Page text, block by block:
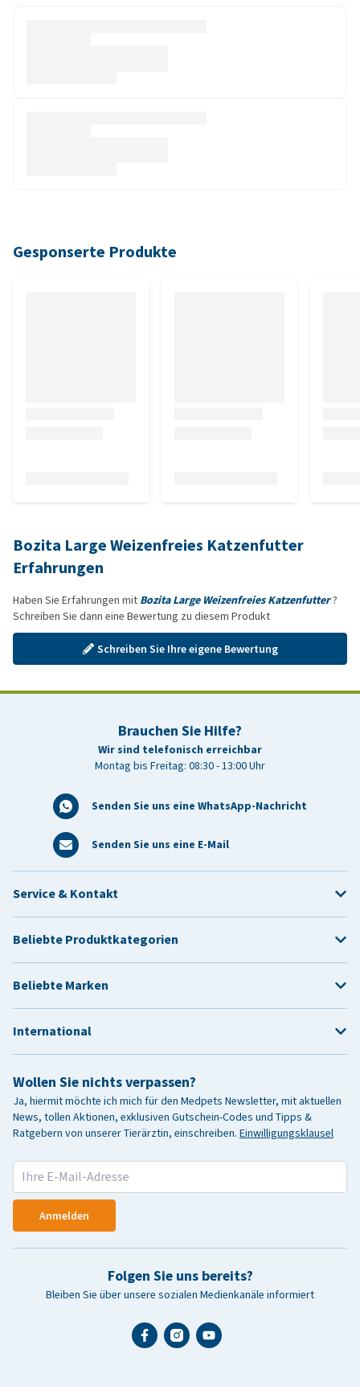
Gesponserte Produkte
Bozita Large Weizenfreies Katzenfutter
Erfahrungen
Haben Sie Erfahrungen mit Bozita Large Weizenfreies Katzenfutter?
Schreiben Sie dann eine Bewertung zu diesem Produkt
Schreiben Sie Ihre eigene Bewertung
Brauchen Sie Hilfe?
Wir sind telefonisch erreichbar
Montag bis Freitag: 08:30 - 13:00 Uhr
Senden Sie uns eine WhatsApp-Nachricht
Senden Sie uns eine E-Mail
Wollen Sie nichts verpassen?
Ja, hiermit möchte ich mich für den Medpets Newsletter, mit aktuellen
News, tollen Aktionen, exklusiven Gutschein-Codes und Tipps &
Ratgebern von unserer Tierärztin, einschreiben. Einwilligungsklausel
Anmelden
Folgen Sie uns bereits?
Bleiben Sie über unsere sozialen Medienkanäle informiert
Service & Kontakt
Beliebte Produktkategorien
Beliebte Marken
International